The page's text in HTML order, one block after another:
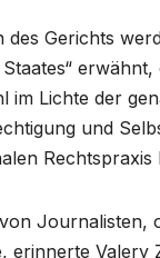
des Gerichts
im Lichte der
und
Rechtspraxis
Journalisten,
erinnerte Valery